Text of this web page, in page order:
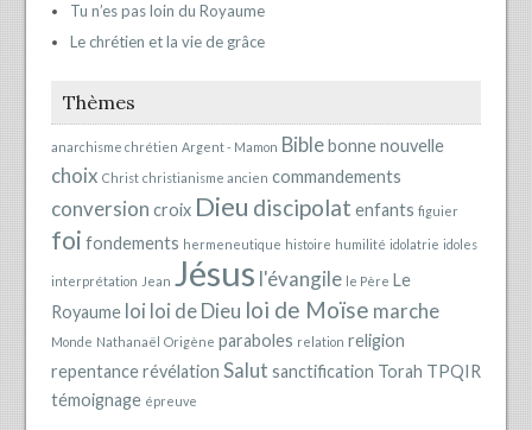
Tu n’es pas loin du Royaume
Le chrétien et la vie de grâce
Thèmes
anarchisme chrétien Argent - Mamon Bible bonne nouvelle
choix Christ christianisme ancien commandements
conversion croix Dieu discipolat enfants figuier
foi fondements hermeneutique histoire humilité idolatrie idoles
interprétation Jean Jésus l'évangile le Père Le
Royaume loi loi de Dieu loi de Moïse marche
Monde Nathanaël Origène paraboles relation religion
repentance révélation Salut sanctification Torah TPQIR
témoignage épreuve